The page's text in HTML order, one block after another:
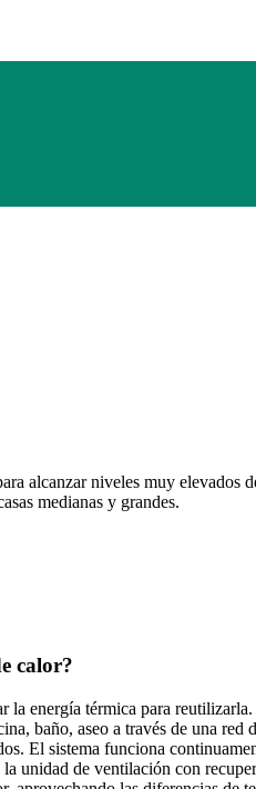
alcanzar niveles muy
medianas y grandes.
calor?
la energía térmica para
baño, aseo a través de una
El sistema funciona
unidad de ventilación con